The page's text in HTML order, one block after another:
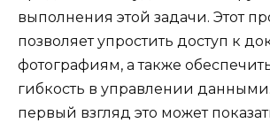
выполнения этой задачи. Этот
позволяет упростить доступ к
фотографиям, а также
гибкость в управлении
первый взгляд это может